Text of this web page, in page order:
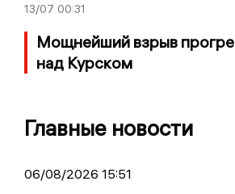
13/07 00:31
Мощнейший взрыв
над Курском
Главные новости
06/08/2026 15:51